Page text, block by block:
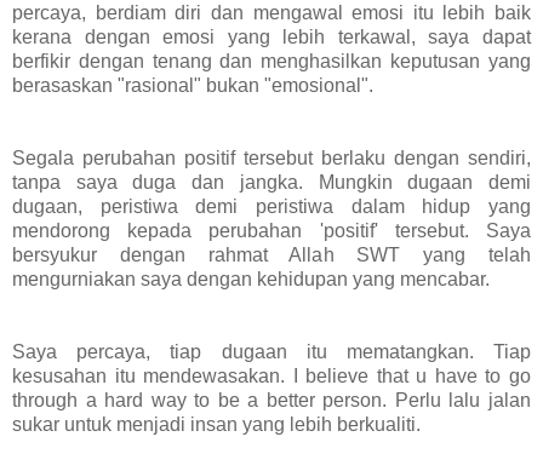
percaya, berdiam diri dan mengawal emosi itu lebih baik
kerana dengan emosi yang lebih terkawal, saya dapat
berfikir dengan tenang dan menghasilkan keputusan yang
berasaskan "rasional" bukan "emosional".
Segala perubahan positif tersebut berlaku dengan sendiri,
tanpa saya duga dan jangka. Mungkin dugaan demi
dugaan, peristiwa demi peristiwa dalam hidup yang
mendorong kepada perubahan 'positif' tersebut. Saya
bersyukur dengan rahmat Allah SWT yang telah
mengurniakan saya dengan kehidupan yang mencabar.
Saya percaya, tiap dugaan itu mematangkan. Tiap
kesusahan itu mendewasakan. I believe that u have to go
through a hard way to be a better person. Perlu lalu jalan
sukar untuk menjadi insan yang lebih berkualiti.